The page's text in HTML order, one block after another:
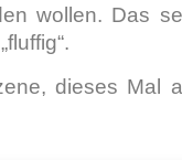
wollen. Das
dieses Mal